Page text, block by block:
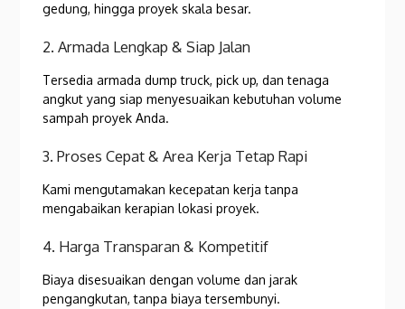
gedung, hingga proyek skala besar.
2. Armada Lengkap & Siap Jalan
Tersedia armada dump truck, pick up, dan tenaga
angkut yang siap menyesuaikan kebutuhan volume
sampah proyek Anda.
3. Proses Cepat & Area Kerja Tetap Rapi
Kami mengutamakan kecepatan kerja tanpa
mengabaikan kerapian lokasi proyek.
4. Harga Transparan & Kompetitif
Biaya disesuaikan dengan volume dan jarak
pengangkutan, tanpa biaya tersembunyi.